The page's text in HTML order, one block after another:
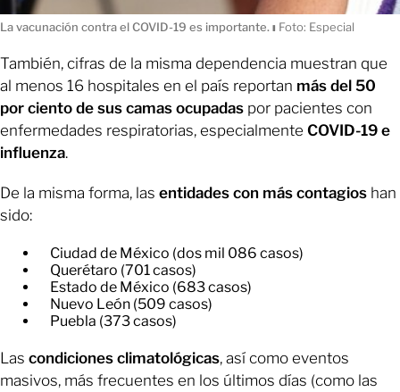
La vacunación contra el COVID-19 es importante. ı Foto: Especial
También, cifras de la misma dependencia muestran que
al menos 16 hospitales en el país reportan más del 50
por ciento de sus camas ocupadas por pacientes con
enfermedades respiratorias, especialmente COVID-19 e
influenza.
De la misma forma, las entidades con más contagios han
sido:
Ciudad de México (dos mil 086 casos)
Querétaro (701 casos)
Estado de México (683 casos)
Nuevo León (509 casos)
Puebla (373 casos)
Las condiciones climatológicas, así como eventos
masivos, más frecuentes en los últimos días (como las